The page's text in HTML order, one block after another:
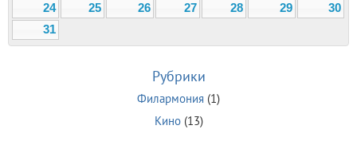
24
25 26 27 28 29
30
31
Рубрики
Филармония (1)
Кино(13)